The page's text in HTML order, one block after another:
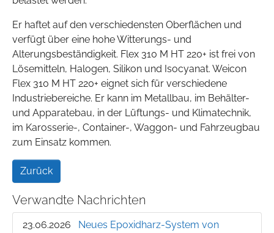
Er haftet auf den verschiedensten Oberflächen und
verfügt über eine hohe Witterungs- und
Alterungsbeständigkeit. Flex 310 M HT 220+ ist frei von
Lösemitteln, Halogen, Silikon und Isocyanat. Weicon
Flex 310 M HT 220+ eignet sich für verschiedene
Industriebereiche. Er kann im Metallbau, im Behälter-
und Apparatebau, in der Lüftungs- und Klimatechnik,
im Karosserie-, Container-, Waggon- und Fahrzeugbau
zum Einsatz kommen.
Zurück
Verwandte Nachrichten
23.06.2026
Neues Epoxidharz-System von